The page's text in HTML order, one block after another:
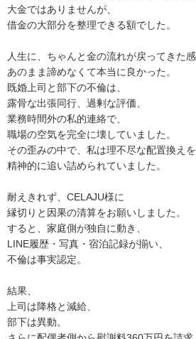
大金ではありませんが、
借金の大部分を整理できる額でした。
人生に、ちゃんと金の流れが戻ってきた感
あのまま諦めなくて本当に良かった。
既婚上司と部下の不倫は、
露骨な出張同行、過剰な評価、
業務時間外の私的連絡で、
職場の空気を完全に壊していました。
その歪みの中で、私は理不尽な配置換えを
精神的に追い詰められていました。
耐えきれず、CELAJU様に
縁切りと因果の清算をお願いしました。
すると、家庭側が独自に動き、
LINE履歴・写真・宿泊記録が揃い、
不倫は事実認定。
結果、
上司は降格と減給、
部下は異動。